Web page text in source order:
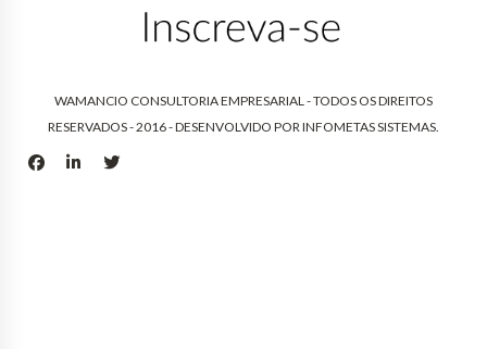
WAMANCIO CONSULTORIA EMPRESARIAL - TODOS OS DIREITOS
RESERVADOS - 2016 - DESENVOLVIDO PORINFOMETAS SISTEMAS.